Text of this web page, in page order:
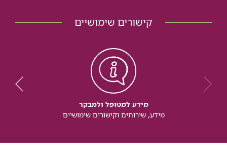
קישורים שימושיים
מידע למטופל ולמבקר
מידע, שירותים וקישורים שימושיים